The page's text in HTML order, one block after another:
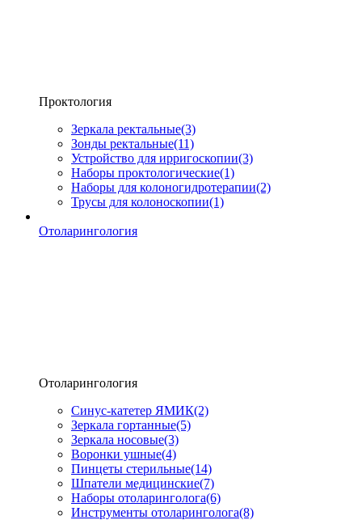
Проктология
Зеркала ректальные(3)
Зонды ректальные(11)
Устройство для ирригоскопии(3)
Наборы проктологические(1)
Наборы для колоногидротерапии(2)
Трусы для колоноскопии(1)
Отоларингология
Отоларингология
Синус-катетер ЯМИК(2)
Зеркала гортанные(5)
Зеркала носовые(3)
Воронки ушные(4)
Пинцеты стерильные(14)
Шпатели медицинские(7)
Наборы отоларинголога(6)
Инструменты отоларинголога(8)